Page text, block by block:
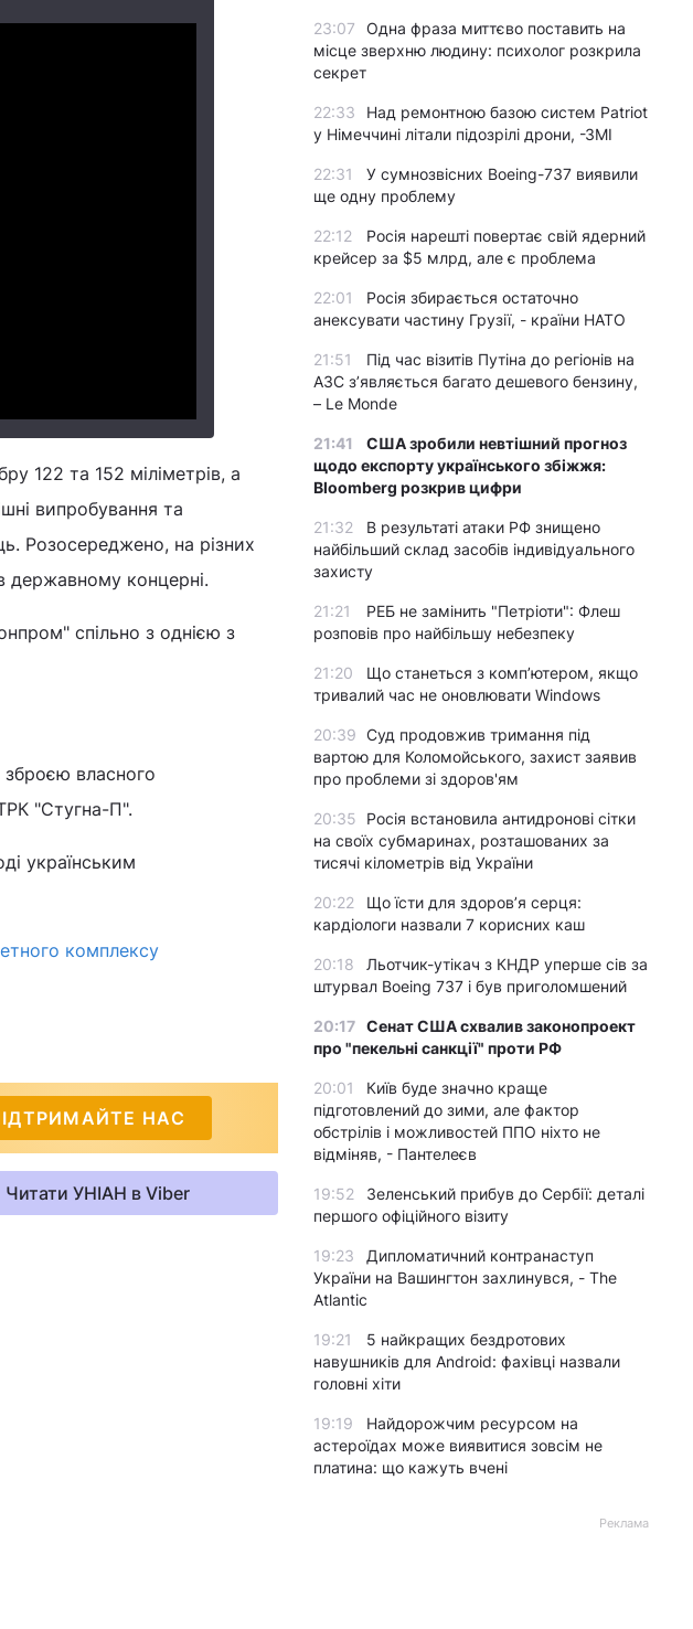
122 та 152 міліметрів, а
випробування та
Розосереджено, на різних
державному концерні.
спільно з однією з
зброєю власного
"Стугна-П".
українським
комплексу
НАС
Читати УНІАН в Viber
23:07
Одна фраза миттєво поставить на
місце зверхню людину: психолог розкрила
секрет
22:33
Над ремонтною базою систем Patriot
у Німеччині літали підозрілі дрони, -ЗМІ
22:31
У сумнозвісних Boeing-737 виявили
ще одну проблему
22:12
Росія нарешті повертає свій ядерний
крейсер за $5 млрд, але є проблема
22:01
Росія збирається остаточно
анексувати частину Грузії, - країни НАТО
21:51
Під час візитів Путіна до регіонів на
АЗС з’являється багато дешевого бензину,
– Le Monde
21:41
США зробили невтішний прогноз
щодо експорту українського збіжжя:
Bloomberg розкрив цифри
21:32
В результаті атаки РФ знищено
найбільший склад засобів індивідуального
захисту
21:21
РЕБ не замінить "Петріоти": Флеш
розповів про найбільшу небезпеку
21:20
Що станеться з комп’ютером, якщо
тривалий час не оновлювати Windows
20:39 Суд продовжив тримання під
вартою для Коломойського, захист заявив
про проблеми зі здоров'ям
20:35
Росія встановила антидронові сітки
на своїх субмаринах, розташованих за
тисячі кілометрів від України
20:22
Що їсти для здоров’я серця:
кардіологи назвали 7 корисних каш
20:18
Льотчик-утікач з КНДР уперше сів за
штурвал Boeing 737 і був приголомшений
20:17 Сенат США схвалив законопроект
про "пекельні санкції" проти РФ
20:01
Київ буде значно краще
підготовлений до зими, але фактор
обстрілів і можливостей ППО ніхто не
відміняв, - Пантелеєв
19:52
Зеленський прибув до Сербії: деталі
першого офіційного візиту
19:23
Дипломатичний контранаступ
України на Вашингтон захлинувся, - The
Atlantic
19:21
5 найкращих бездротових
навушників для Android: фахівці назвали
головні хіти
19:19
Найдорожчим ресурсом на
астероїдах може виявитися зовсім не
платина: що кажуть вчені
Реклама